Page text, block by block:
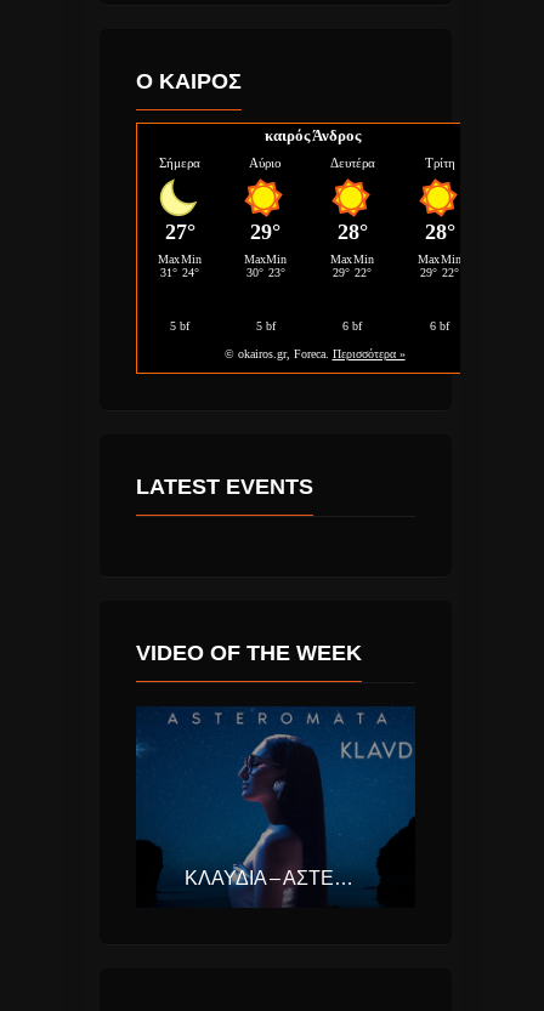
Ο ΚΑΙΡΟΣ
καιρός Άνδρος
LATEST EVENTS
VIDEO OF THE WEEK
ΚΛΑΥΔΊΑ – ΑΣΤΕΡΟΜΆΤΑ (EUROVISION ΕΛΛΆΔΑ 2025)